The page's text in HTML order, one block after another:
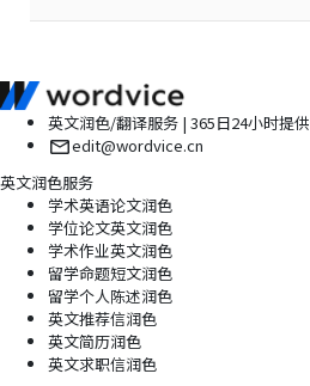
英文润色/翻译服务 | 365日24小时提供
edit@wordvice.cn
英文润色服务
学术英语论文润色
学位论文英文润色
学术作业英文润色
留学命题短文润色
留学个人陈述润色
英文推荐信润色
英文简历润色
英文求职信润色